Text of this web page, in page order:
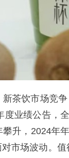
茶饮市场竞
度业绩公告，
升，2024年
市场波动。值